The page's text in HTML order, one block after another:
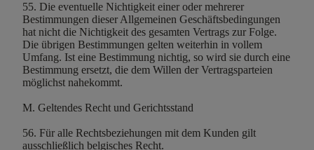
55. Die eventuelle Nichtigkeit einer oder mehrerer
Bestimmungen dieser Allgemeinen Geschäftsbedingungen
hat nicht die Nichtigkeit des gesamten Vertrags zur Folge.
Die übrigen Bestimmungen gelten weiterhin in vollem
Umfang. Ist eine Bestimmung nichtig, so wird sie durch eine
Bestimmung ersetzt, die dem Willen der Vertragsparteien
möglichst nahekommt.
M. Geltendes Recht und Gerichtsstand
56. Für alle Rechtsbeziehungen mit dem Kunden gilt
ausschließlich belgisches Recht.